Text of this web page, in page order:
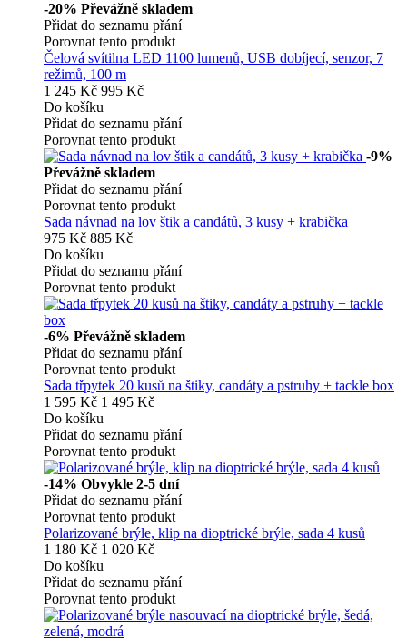
-20% Převážně skladem
Přidat do seznamu přání
Porovnat tento produkt
Čelová svítilna LED 1100 lumenů, USB dobíjecí, senzor, 7
režimů, 100 m
1 245 Kč 995 Kč
Do košíku
Přidat do seznamu přání
Porovnat tento produkt
-9%
Převážně skladem
Přidat do seznamu přání
Porovnat tento produkt
Sada návnad na lov štik a candátů, 3 kusy + krabička
975 Kč 885 Kč
Do košíku
Přidat do seznamu přání
Porovnat tento produkt
-6% Převážně skladem
Přidat do seznamu přání
Porovnat tento produkt
Sada třpytek 20 kusů na štiky, candáty a pstruhy + tackle box
1 595 Kč 1 495 Kč
Do košíku
Přidat do seznamu přání
Porovnat tento produkt
-14% Obvykle 2-5 dní
Přidat do seznamu přání
Porovnat tento produkt
Polarizované brýle, klip na dioptrické brýle, sada 4 kusů
1 180 Kč 1 020 Kč
Do košíku
Přidat do seznamu přání
Porovnat tento produkt